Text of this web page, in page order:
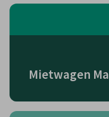
Mietwagen